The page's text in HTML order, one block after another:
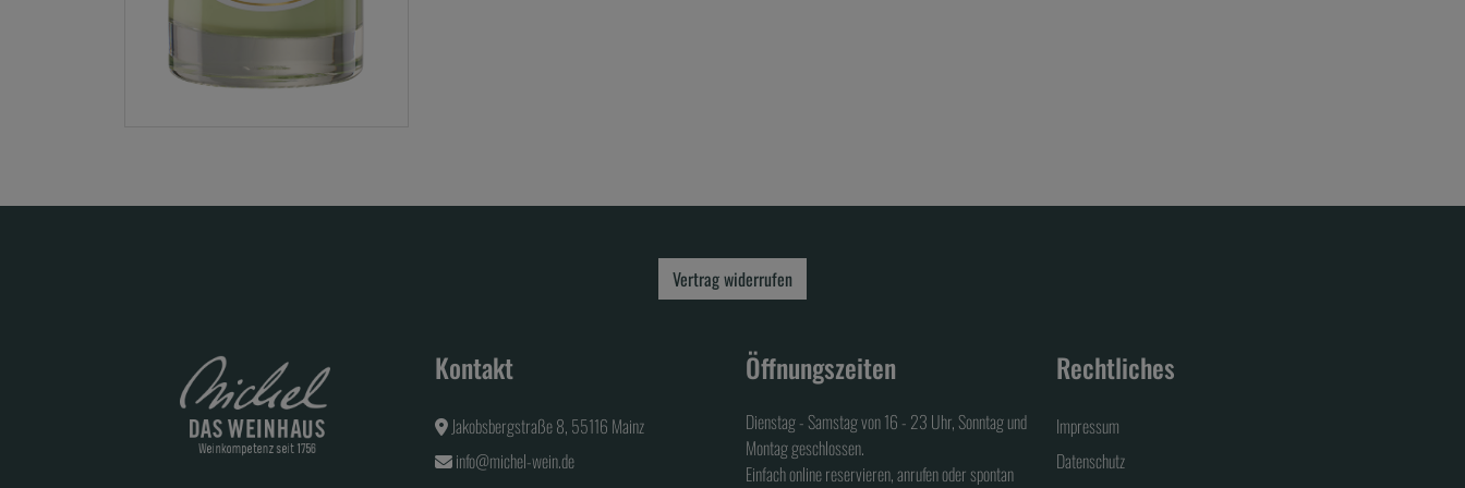
Vertrag widerrufen
Kontakt
Jakobsbergstraße 8, 55116 Mainz
info@michel-wein.de
Öffnungszeiten
Dienstag - Samstag von 16 - 23 Uhr, Sonntag und
Montag geschlossen.
Einfach online reservieren, anrufen oder spontan
Rechtliches
Impressum
Datenschutz